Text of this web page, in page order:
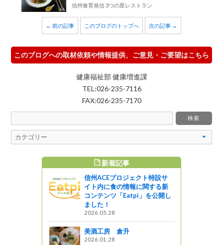
信州食育発信 3つの星レストラン
← 前の記事 このブログのトップへ 次の記事 →
このブログへの取材依頼や情報提供、ご意見・ご要望はこちら
健康福祉部 健康増進課
TEL:026-235-7116
FAX:026-235-7170
新着記事
信州ACEプロジェクト特設サ
イト内に食の情報に関する新
コンテンツ「Eatpi」を公開し
ました！
2026.05.28
美酒工房 倉升
2026.01.28